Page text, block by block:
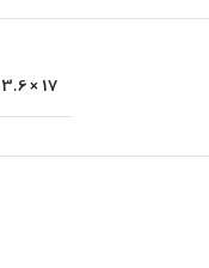
17 × 13.6 × 1.5 سانتیمتر